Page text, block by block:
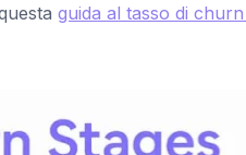
guida al tasso di